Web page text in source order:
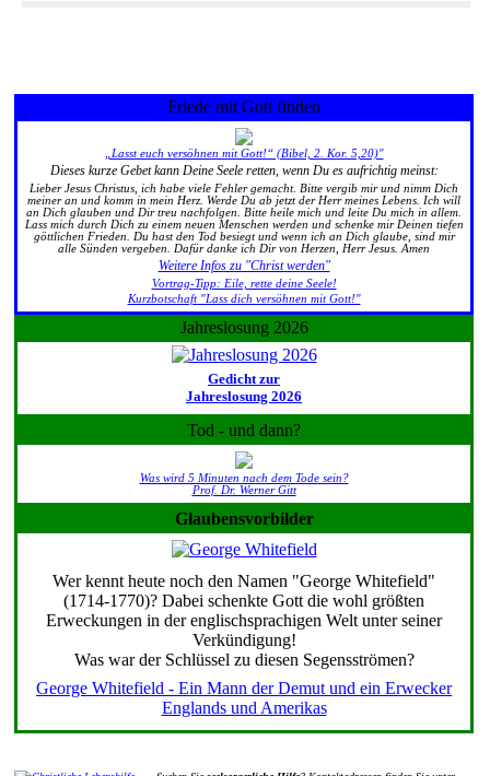
Friede mit Gott finden
„Lasst euch versöhnen mit Gott!“ (Bibel, 2. Kor. 5,20)"
Dieses kurze Gebet kann Deine Seele retten, wenn Du es aufrichtig meinst:
Lieber Jesus Christus, ich habe viele Fehler gemacht. Bitte vergib mir und nimm Dich
meiner an und komm in mein Herz. Werde Du ab jetzt der Herr meines Lebens. Ich will
an Dich glauben und Dir treu nachfolgen. Bitte heile mich und leite Du mich in allem.
Lass mich durch Dich zu einem neuen Menschen werden und schenke mir Deinen tiefen
göttlichen Frieden. Du hast den Tod besiegt und wenn ich an Dich glaube, sind mir
alle Sünden vergeben. Dafür danke ich Dir von Herzen, Herr Jesus. Amen
Weitere Infos zu "Christ werden"
Vortrag-Tipp: Eile, rette deine Seele!
Kurzbotschaft "Lass dich versöhnen mit Gott!"
Jahreslosung 2026
Gedicht zur
Jahreslosung 2026
Tod - und dann?
Was wird 5 Minuten nach dem Tode sein?
Prof. Dr. Werner Gitt
Glaubensvorbilder
Wer kennt heute noch den Namen "George Whitefield"
(1714-1770)? Dabei schenkte Gott die wohl größten
Erweckungen in der englischsprachigen Welt unter seiner
Verkündigung!
Was war der Schlüssel zu diesen Segensströmen?
George Whitefield - Ein Mann der Demut und ein Erwecker
Englands und Amerikas